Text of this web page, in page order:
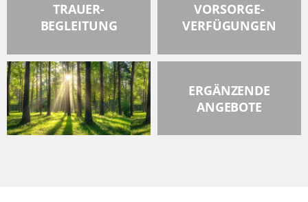
TRAUER-
BEGLEITUNG
VORSORGE-
VERFÜGUNGEN
ERGÄNZENDE
ANGEBOTE